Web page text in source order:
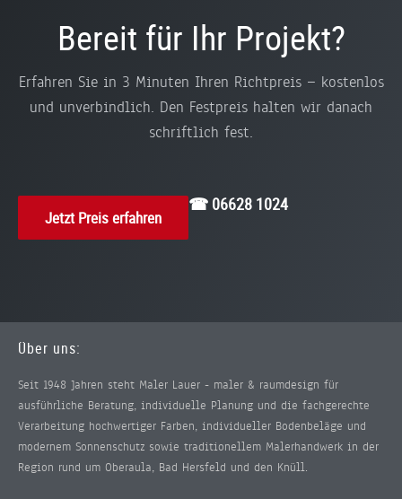
Bereit für Ihr Projekt?
Erfahren Sie in 3 Minuten Ihren Richtpreis — kostenlos
und unverbindlich. Den Festpreis halten wir danach
schriftlich fest.
Jetzt Preis erfahren
☎ 06628 1024
Über uns:
Seit 1948 Jahren steht Maler Lauer - maler & raumdesign für
ausführliche Beratung, individuelle Planung und die fachgerechte
Verarbeitung hochwertiger Farben, individueller Bodenbeläge und
modernem Sonnenschutz sowie traditionellem Malerhandwerk in der
Region rund um Oberaula, Bad Hersfeld und den Knüll.